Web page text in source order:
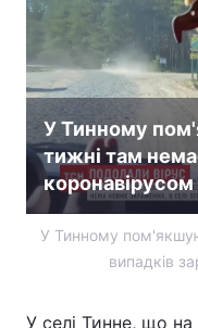
Україна
Економіка
Спорт
Техно і зв'язок
Зброя
Цікавинки
У Тинному
тижні там
коронавірусом
У Тинному
випадків
У селі Тинне, що на